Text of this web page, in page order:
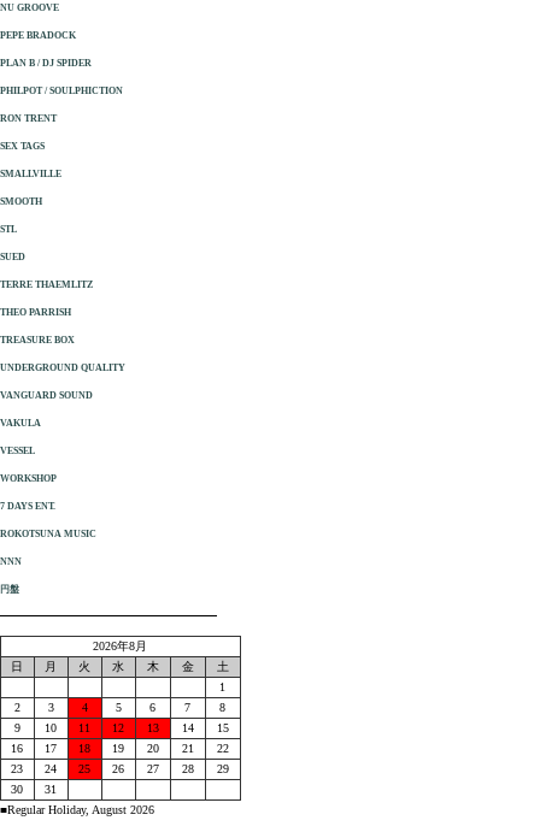
NU GROOVE
PEPE BRADOCK
PLAN B / DJ SPIDER
PHILPOT / SOULPHICTION
RON TRENT
SEX TAGS
SMALLVILLE
SMOOTH
STL
SUED
TERRE THAEMLITZ
THEO PARRISH
TREASURE BOX
UNDERGROUND QUALITY
VANGUARD SOUND
VAKULA
VESSEL
WORKSHOP
7 DAYS ENT.
ROKOTSUNA MUSIC
NNN
円盤
2026年8月
日
月 火 水 木 金
土
1
2
3 4 5 6 7
8
9
10 11 12 13 14
15
16
17 18 19 20 21
22
23
24 25 26 27 28
29
30
31
■Regular Holiday, August 2026